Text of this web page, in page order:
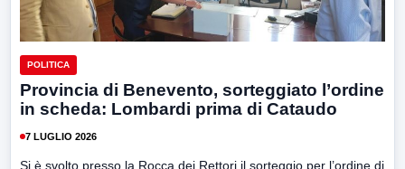
POLITICA
Provincia di Benevento, sorteggiato l’ordine
in scheda: Lombardi prima di Cataudo
7 LUGLIO 2026
Si è svolto presso la Rocca dei Rettori il sorteggio per l’ordine di